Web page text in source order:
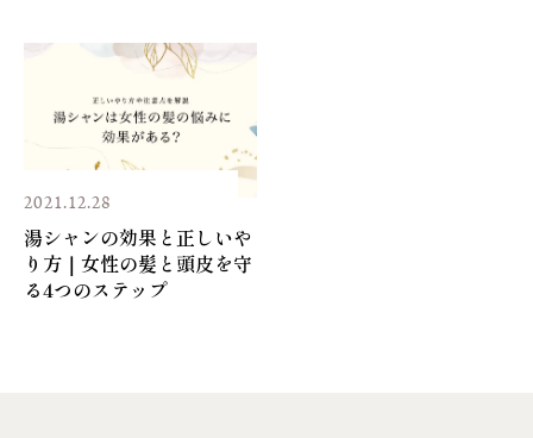
でください。
・使用中や使用後に、赤み、はれ、かゆみ、刺激等の異常が
現れたときは、使用を中止し、皮膚科専門医等へご相談く
ださい。そのまま使用を続けると症状が悪化することが
あります。
・目に入ったときは、直ちに洗い流してください。
・極端に高温または低温の場所、直射日光のあたる場所に
保管しないでください。
2021.12.28
湯シャンの効果と正しいや
り方｜女性の髪と頭皮を守
る4つのステップ